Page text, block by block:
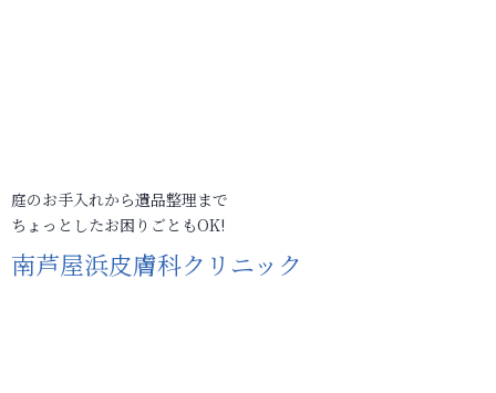
庭のお手入れから遺品整理まで
ちょっとしたお困りごともOK!
南芦屋浜皮膚科クリニック